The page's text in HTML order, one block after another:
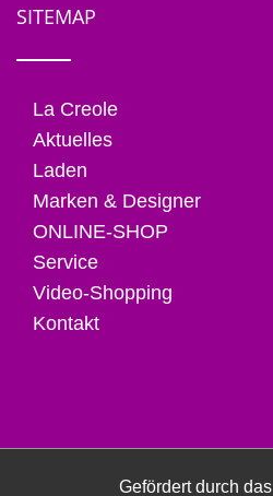
SITEMAP
La Creole
Aktuelles
Laden
Marken & Designer
ONLINE-SHOP
Service
Video-Shopping
Kontakt
Gefördert durch das